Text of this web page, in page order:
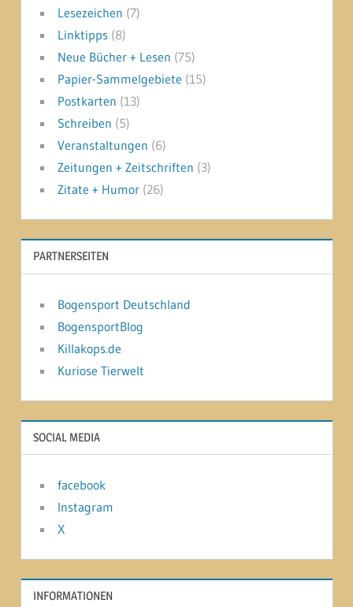
Lesezeichen (7)
Linktipps(8)
Neue Bücher + Lesen (75)
Papier-Sammelgebiete (15)
Postkarten (13)
Schreiben (5)
Veranstaltungen (6)
Zeitungen + Zeitschriften (3)
Zitate + Humor(26)
PARTNERSEITEN
Bogensport Deutschland
BogensportBlog
Killakops.de
Kuriose Tierwelt
SOCIAL MEDIA
facebook
Instagram
X
INFORMATIONEN